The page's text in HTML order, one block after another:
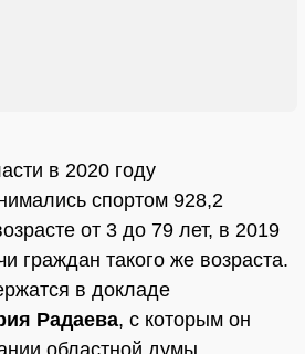
в 2020 году
спортом 928,2
от 3 до 79 лет, в 2019
граждан такого же возраста.
в докладе
Радаева, с которым он